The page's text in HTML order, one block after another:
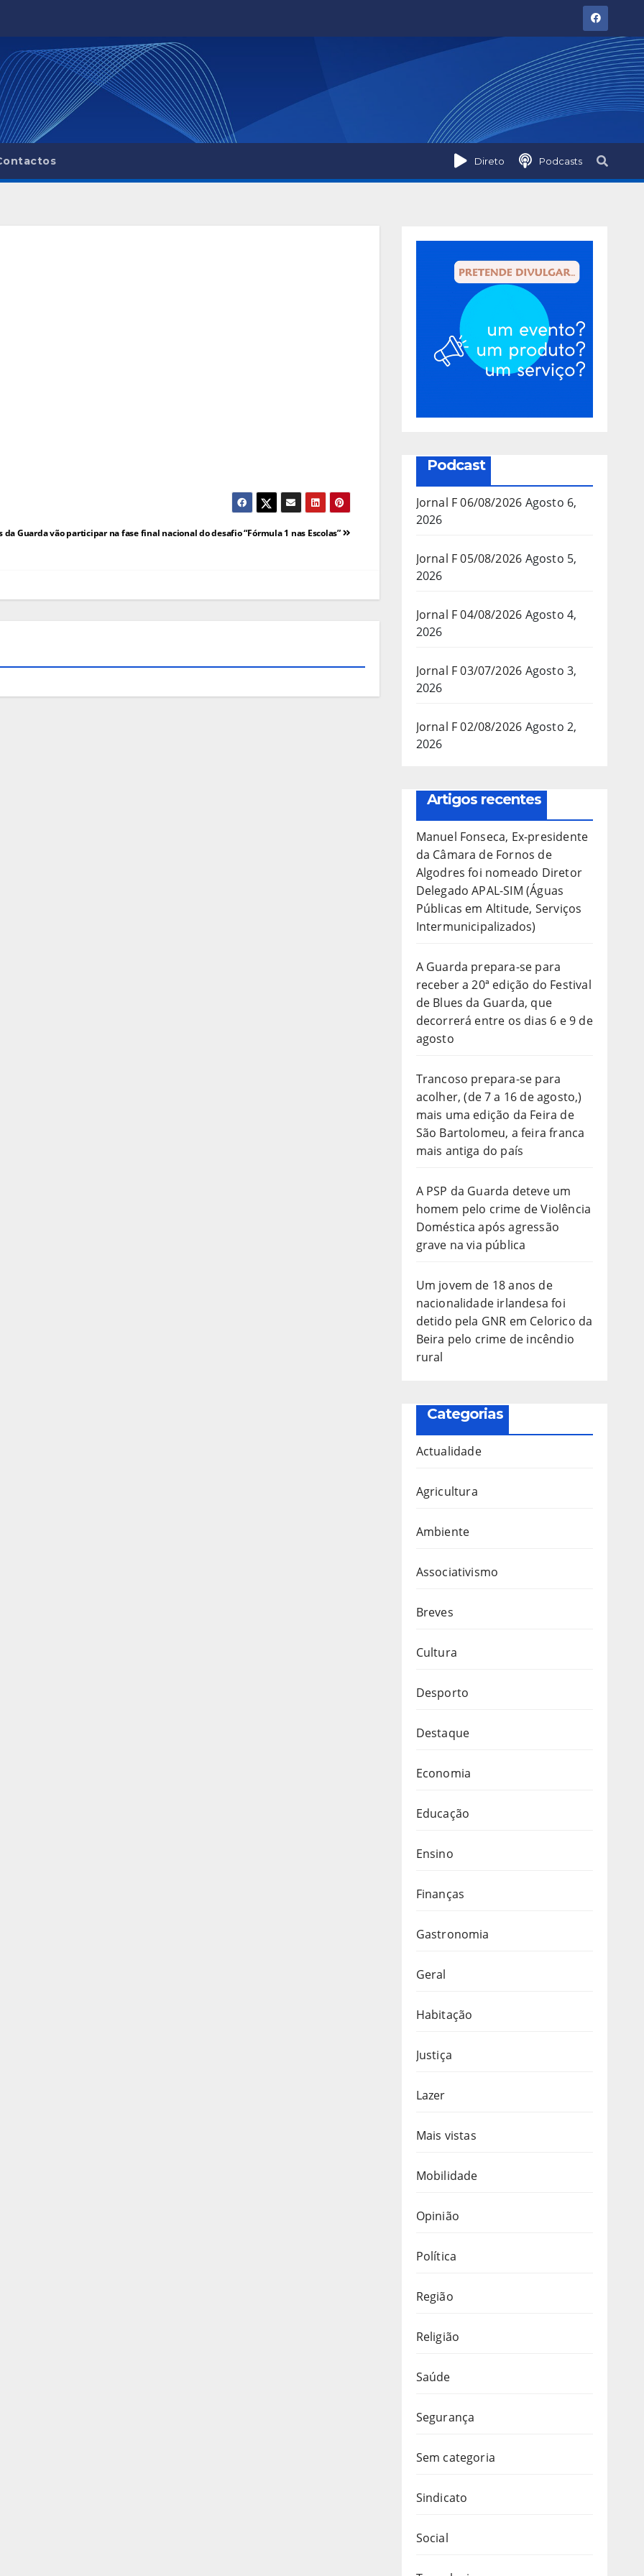
Direto Podcasts
da Guarda vão participar na fase final nacional do desafio “Fórmula 1 nas Escolas”
Podcast
Jornal F 06/08/2026 Agosto 6,
2026
Jornal F 05/08/2026 Agosto 5,
2026
Jornal F 04/08/2026 Agosto 4,
2026
Jornal F 03/07/2026 Agosto 3,
2026
Jornal F 02/08/2026 Agosto 2,
2026
Artigos recentes
Manuel Fonseca, Ex-presidente
da Câmara de Fornos de
Algodres foi nomeado Diretor
Delegado APAL-SIM (Águas
Públicas em Altitude, Serviços
Intermunicipalizados)
A Guarda prepara-se para
receber a 20ª edição do Festival
de Blues da Guarda, que
decorrerá entre os dias 6 e 9 de
agosto
Trancoso prepara-se para
acolher, (de 7 a 16 de agosto,)
mais uma edição da Feira de
São Bartolomeu, a feira franca
mais antiga do país
A PSP da Guarda deteve um
homem pelo crime de Violência
Doméstica após agressão
grave na via pública
Um jovem de 18 anos de
nacionalidade irlandesa foi
detido pela GNR em Celorico da
Beira pelo crime de incêndio
rural
Categorias
Actualidade
Agricultura
Ambiente
Associativismo
Breves
Cultura
Desporto
Destaque
Economia
Educação
Ensino
Finanças
Gastronomia
Geral
Habitação
Justiça
Lazer
Mais vistas
Mobilidade
Opinião
Política
Região
Religião
Saúde
Segurança
Sem categoria
Sindicato
Social